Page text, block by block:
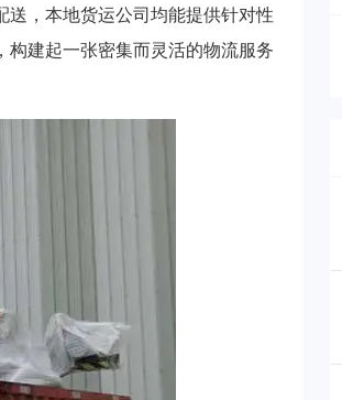
，本地货运公司均能提供针对性
建起一张密集而灵活的物流服务